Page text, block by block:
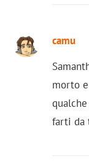
camu
morto
farti da